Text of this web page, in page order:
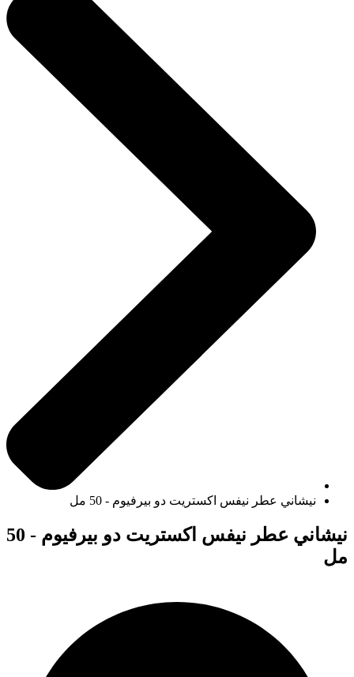
نيشاني عطر نيفس اكستريت دو بيرفيوم - 50 مل
نيشاني عطر نيفس اكستريت دو بيرفيوم - 50
مل